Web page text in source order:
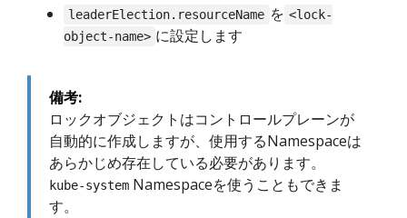
leaderElection.resourceName を <lock-
object-name> に設定します
備考:
ロックオブジェクトはコントロールプレーンが
自動的に作成しますが、使用するNamespaceは
あらかじめ存在している必要があります。
kube-system Namespaceを使うこともできま
す。